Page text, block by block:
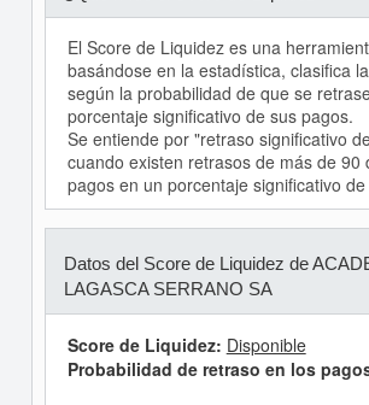
El Score de Liquidez es una
basándose en la estadística, clasifica
según la probabilidad de que se
porcentaje significativo de sus pagos.
Se entiende por "retraso significativo
cuando existen retrasos de más de 90
pagos en un porcentaje significativo
Datos del Score de Liquidez de
LAGASCA SERRANO SA
Score de Liquidez: Disponible
Probabilidad de retraso en los